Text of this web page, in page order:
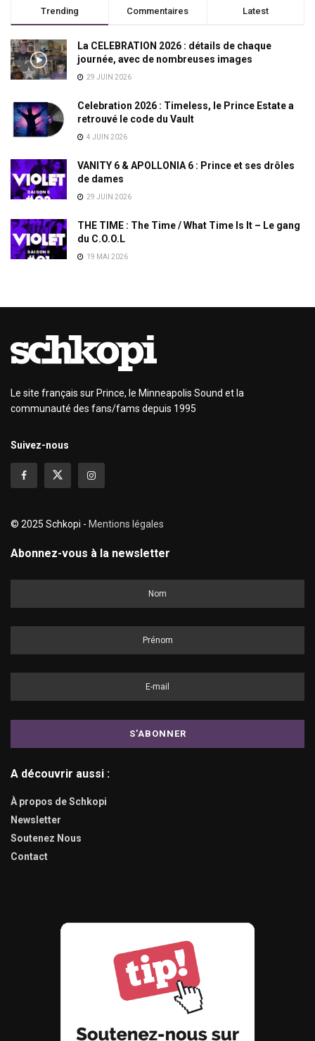
Trending Commentaires Latest
La CELEBRATION 2026 : détails de chaque
journée, avec de nombreuses images
29 JUIN 2026
Celebration 2026 : Timeless, le Prince Estate a
retrouvé le code du Vault
4 JUIN 2026
VANITY 6 & APOLLONIA 6 : Prince et ses drôles
de dames
29 JUIN 2026
THE TIME : The Time / What Time Is It – Le gang
du C.O.O.L
19 MAI 2026
Le site français sur Prince, le Minneapolis Sound et la
communauté des fans/fams depuis 1995
Suivez-nous
© 2025 Schkopi - Mentions légales
Abonnez-vous à la newsletter
A découvrir aussi :
À propos de Schkopi
Newsletter
Soutenez Nous
Contact